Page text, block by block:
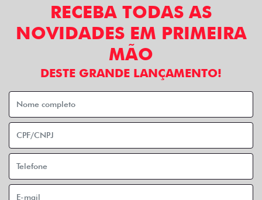
RECEBA TODAS AS
NOVIDADES EM PRIMEIRA
MÃO
DESTE GRANDE LANÇAMENTO!